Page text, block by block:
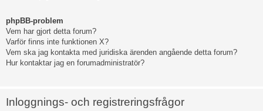
phpBB-problem
Vem har gjort detta forum?
Varför finns inte funktionen X?
Vem ska jag kontakta med juridiska ärenden angående detta forum?
Hur kontaktar jag en forumadministratör?
Inloggnings- och registreringsfrågor